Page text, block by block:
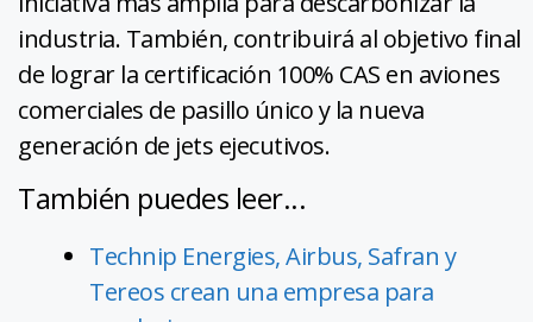
industria. También, contribuirá al objetivo final
de lograr la certificación 100% CAS en aviones
comerciales de pasillo único y la nueva
generación de jets ejecutivos.
También puedes leer...
Technip Energies, Airbus, Safran y
Tereos crean una empresa para